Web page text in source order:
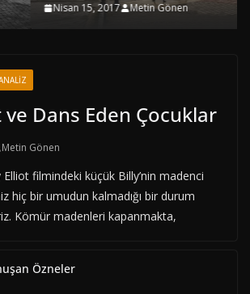
Metin Gönen
ve Dans Eden Çocuklar
Metin Gönen
filmindeki küçük Billy’nin madenci
hiç bir umudun kalmadığı bir durum
Kömür madenleri kapanmakta,
Özneler